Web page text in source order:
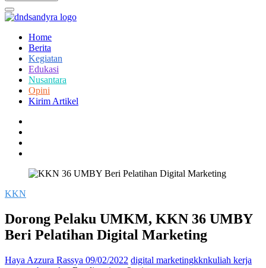
Home
Berita
Kegiatan
Edukasi
Nusantara
Opini
Kirim Artikel
KKN
Dorong Pelaku UMKM, KKN 36 UMBY
Beri Pelatihan Digital Marketing
Haya Azzura Rassya 09/02/2022 digital marketingkknkuliah kerja